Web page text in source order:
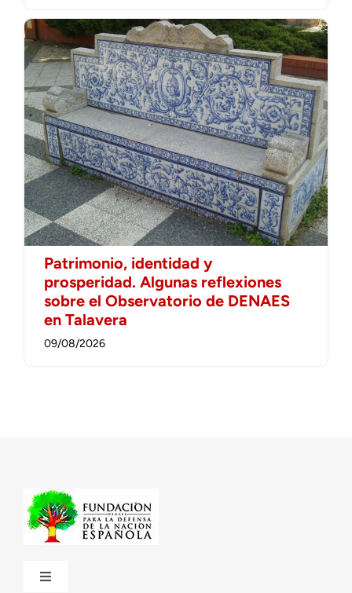
Patrimonio, identidad y
prosperidad. Algunas reflexiones
sobre el Observatorio de DENAES
en Talavera
09/08/2026
Toggle